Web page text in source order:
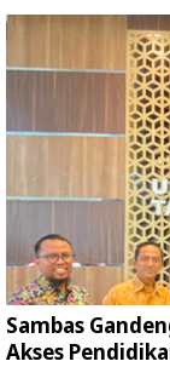
Sambas
Akses